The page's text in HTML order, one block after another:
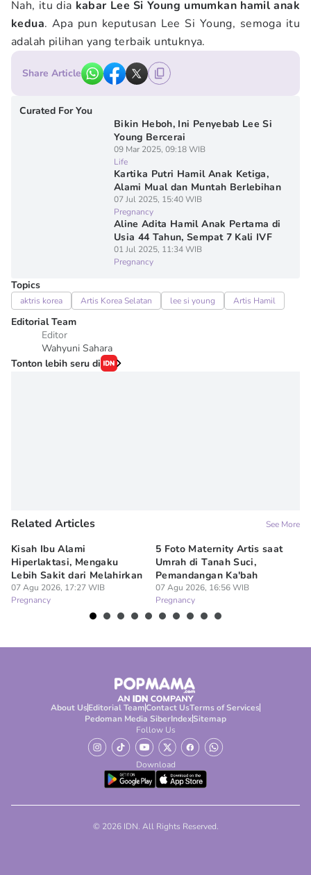
Nah, itu dia kabar Lee Si Young umumkan hamil anak
kedua. Apa pun keputusan Lee Si Young, semoga itu
adalah pilihan yang terbaik untuknya.
Share Article
Curated For You
Bikin Heboh, Ini Penyebab Lee Si
Young Bercerai
09 Mar 2025, 09:18 WIB
Life
Kartika Putri Hamil Anak Ketiga,
Alami Mual dan Muntah Berlebihan
07 Jul 2025, 15:40 WIB
Pregnancy
Aline Adita Hamil Anak Pertama di
Usia 44 Tahun, Sempat 7 Kali IVF
01 Jul 2025, 11:34 WIB
Pregnancy
Topics
aktris korea Artis Korea Selatan lee si young Artis Hamil
Editorial Team
Editor
Wahyuni Sahara
Tonton lebih seru di
Related Articles See More
Kisah Ibu Alami
Hiperlaktasi, Mengaku
Lebih Sakit dari Melahirkan
07 Agu 2026, 17:27 WIB
Pregnancy
5 Foto Maternity Artis saat
Umrah di Tanah Suci,
Pemandangan Ka'bah
07 Agu 2026, 16:56 WIB
Pregnancy
About UsEditorial TeamContact UsTerms of Services
Pedoman Media SiberIndexSitemap
Follow Us
Download
© 2026 IDN. All Rights Reserved.